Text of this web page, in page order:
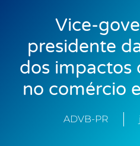
Vice-
presidente
dos impactos
no comércio
ADVB-PR